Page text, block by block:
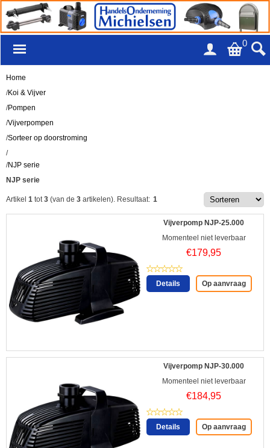
0
Home
/Koi & Vijver
/Pompen
/Vijverpompen
/Sorteer op doorstroming
/
/NJP serie
NJP serie
Artikel 1 tot 3 (van de 3 artikelen). Resultaat: 1
Vijverpomp NJP-25.000
Momenteel niet leverbaar
€179,95
Details Op aanvraag
Vijverpomp NJP-30.000
Momenteel niet leverbaar
€184,95
Details Op aanvraag